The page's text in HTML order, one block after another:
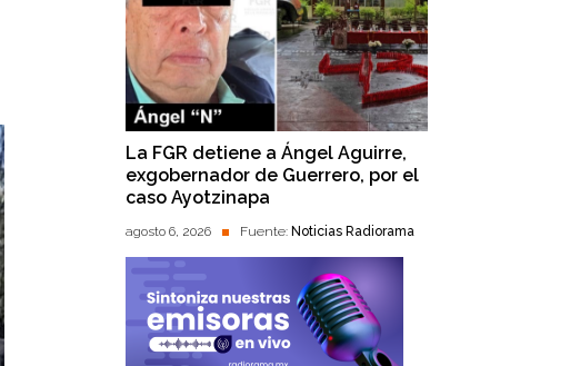
La FGR detiene a Ángel Aguirre,
exgobernador de Guerrero, por el
caso Ayotzinapa
agosto 6, 2026 Fuente: Noticias Radiorama